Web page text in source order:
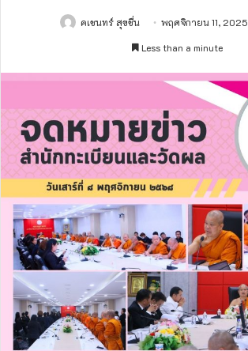
คเชนทร์ สุขชื่น พฤศจิกายน 11, 2025
Less than a minute